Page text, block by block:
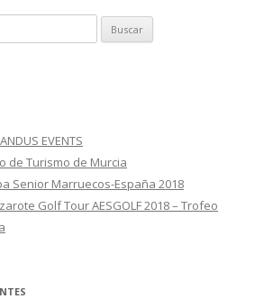
EVENTS
de Turismo de Murcia
Senior Marruecos-España 2018
Golf Tour AESGOLF 2018 – Trofeo